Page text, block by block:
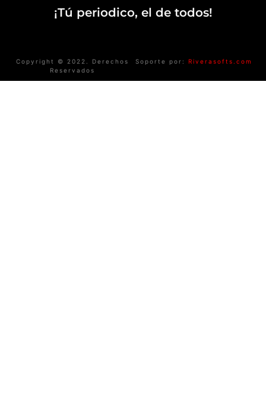
¡Tú periodico, el de todos!
Copyright © 2022. Derechos
Reservados
Soporte por: Riverasofts.com